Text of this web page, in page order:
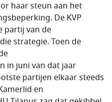
haar steun aan het
De KVP
partij van de
strategie. Toen de
in juni van dat jaar
partijen elkaar steeds
en